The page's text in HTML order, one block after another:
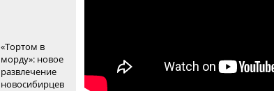
«Тортом в
морду»: новое
развлечение
новосибирцев